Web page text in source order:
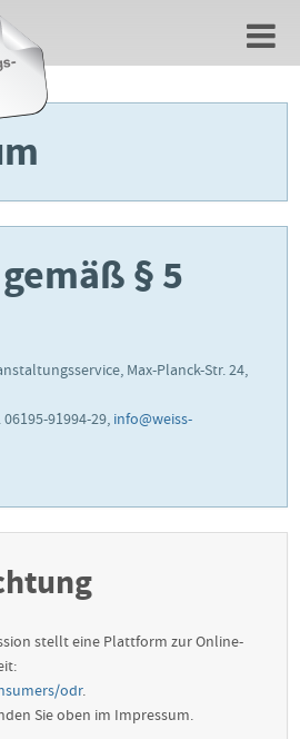
§ 5
Max-Planck-Str. 24,
91994-29,info@weiss-
stellt eine Plattform zur Online-
odr.
Sie oben im Impressum.